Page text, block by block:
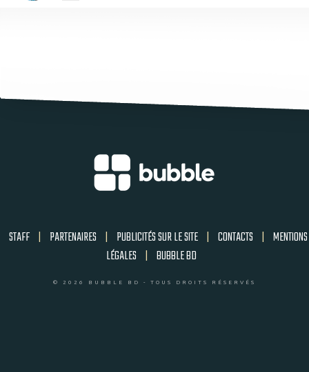
STAFF | PARTENAIRES | PUBLICITÉS SUR LE SITE | CONTACTS | MENTIONS
LÉGALES | BUBBLE BD
© 2026 BUBBLE BD - TOUS DROITS RÉSERVÉS